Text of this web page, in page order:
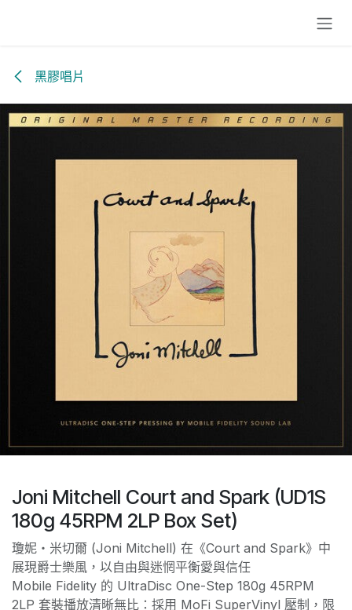
黑膠唱片
Joni Mitchell Court and Spark (UD1S
180g 45RPM 2LP Box Set)
瓊妮‧米切爾 (Joni Mitchell) 在《Court and Spark》中
展現爵士樂風，以自由與迷惘平衡愛與信任
Mobile Fidelity 的 UltraDisc One-Step 180g 45RPM
2LP 套裝播放清晰無比：採用 MoFi SuperVinyl 壓制，限